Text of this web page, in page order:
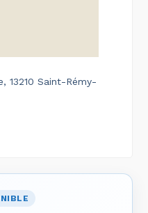
13210 Saint-Rémy-